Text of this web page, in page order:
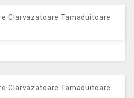
Clarvazatoare Tamaduitoare
Clarvazatoare Tamaduitoare